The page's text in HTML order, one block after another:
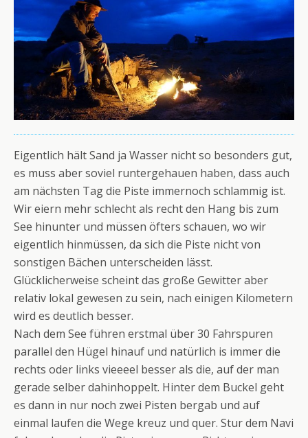
Eigentlich hält Sand ja Wasser nicht so besonders gut,
es muss aber soviel runtergehauen haben, dass auch
am nächsten Tag die Piste immernoch schlammig ist.
Wir eiern mehr schlecht als recht den Hang bis zum
See hinunter und müssen öfters schauen, wo wir
eigentlich hinmüssen, da sich die Piste nicht von
sonstigen Bächen unterscheiden lässt.
Glücklicherweise scheint das große Gewitter aber
relativ lokal gewesen zu sein, nach einigen Kilometern
wird es deutlich besser.
Nach dem See führen erstmal über 30 Fahrspuren
parallel den Hügel hinauf und natürlich is immer die
rechts oder links vieeeel besser als die, auf der man
gerade selber dahinhoppelt. Hinter dem Buckel geht
es dann in nur noch zwei Pisten bergab und auf
einmal laufen die Wege kreuz und quer. Stur dem Navi